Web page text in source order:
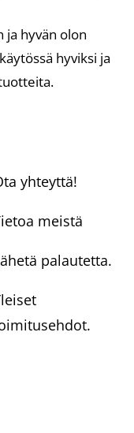
ja hyvän olon
hyviksi ja
yhteyttä!
meistä
palautetta.